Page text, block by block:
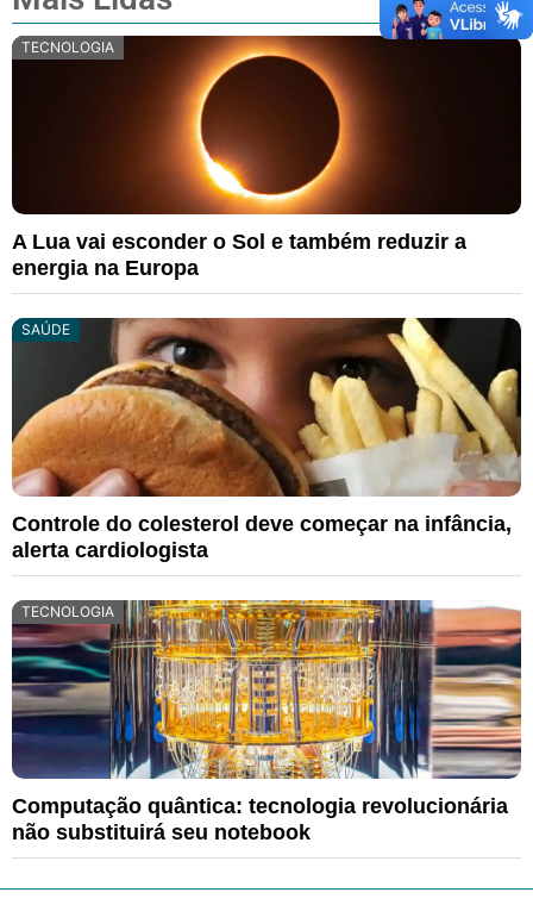
TECNOLOGIA
A Lua vai esconder o Sol e também reduzir a
energia na Europa
SAÚDE
Controle do colesterol deve começar na infância,
alerta cardiologista
TECNOLOGIA
Computação quântica: tecnologia revolucionária
não substituirá seu notebook